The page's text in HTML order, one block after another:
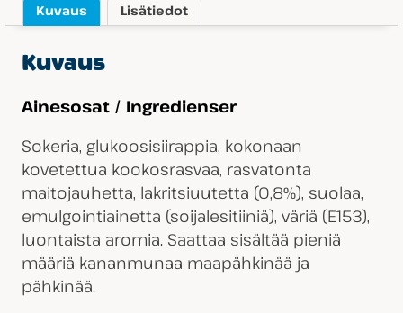
Kuvaus Lisätiedot
Kuvaus
Ainesosat / Ingredienser
Sokeria, glukoosisiirappia, kokonaan
kovetettua kookosrasvaa, rasvatonta
maitojauhetta, lakritsiuutetta (0,8%), suolaa,
emulgointiainetta (soijalesitiiniä), väriä (E153),
luontaista aromia. Saattaa sisältää pieniä
määriä kananmunaa maapähkinää ja
pähkinää.